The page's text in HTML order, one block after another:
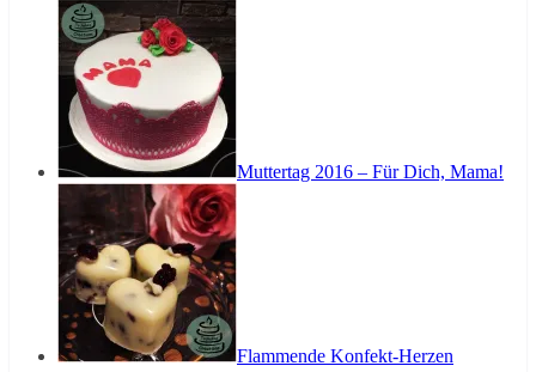
Muttertag 2016 – Für Dich, Mama!
Flammende Konfekt-Herzen